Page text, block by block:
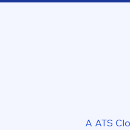
A ATS